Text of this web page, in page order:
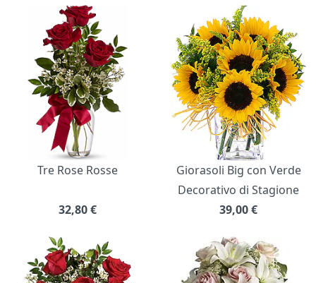
Bouquet di fiori
Tre Rose Rosse
32,80€
Giorasoli Big con Verde
Decorativo di Stagione
39,00€